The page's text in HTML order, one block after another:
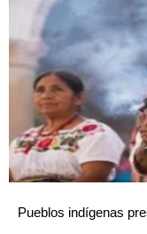
Pueblos indígenas